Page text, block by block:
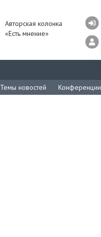
Авторская колонка
«Есть мнение»
Темы новостей Конференции